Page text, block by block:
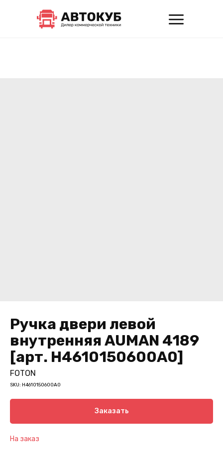
Ручка двери левой
внутренняя AUMAN 4189
[арт. H4610150600A0]
FOTON
SKU: H4610150600A0
Заказать
На заказ